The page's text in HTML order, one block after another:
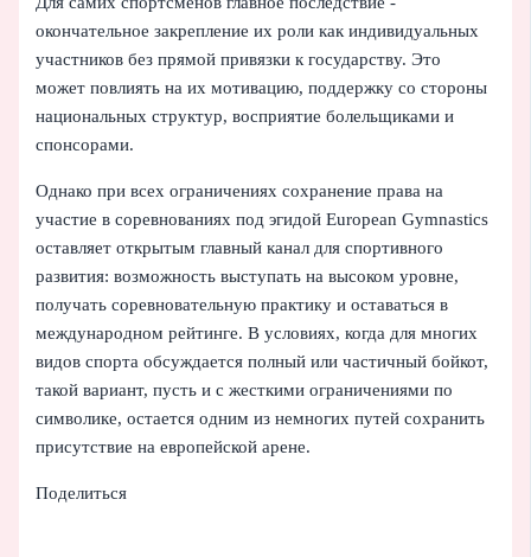
окончательное закрепление их роли как индивидуальных
участников без прямой привязки к государству. Это
может повлиять на их мотивацию, поддержку со стороны
национальных структур, восприятие болельщиками и
спонсорами.
Однако при всех ограничениях сохранение права на
участие в соревнованиях под эгидой European Gymnastics
оставляет открытым главный канал для спортивного
развития: возможность выступать на высоком уровне,
получать соревновательную практику и оставаться в
международном рейтинге. В условиях, когда для многих
видов спорта обсуждается полный или частичный бойкот,
такой вариант, пусть и с жесткими ограничениями по
символике, остается одним из немногих путей сохранить
присутствие на европейской арене.
Поделиться